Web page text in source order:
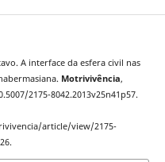
A interface da esfera civil nas
Motrivivência,
2175-8042.2013v25n41p57.
article/view/2175-